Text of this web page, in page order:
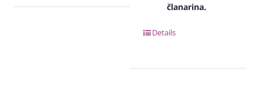
članarina.
Details